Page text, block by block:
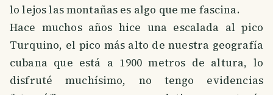
lo lejos las montañas es algo que me fascina.
Hace muchos años hice una escalada al pico
Turquino, el pico más alto de nuestra geografía
cubana que está a 1900 metros de altura, lo
disfruté muchísimo, no tengo evidencias